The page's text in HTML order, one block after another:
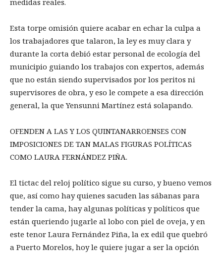
medidas reales.
Esta torpe omisión quiere acabar en echar la culpa a
los trabajadores que talaron, la ley es muy clara y
durante la corta debió estar personal de ecología del
municipio guiando los trabajos con expertos, además
que no están siendo supervisados por los peritos ni
supervisores de obra, y eso le compete a esa dirección
general, la que Yensunni Martínez está solapando.
OFENDEN A LAS Y LOS QUINTANARROENSES CON
IMPOSICIONES DE TAN MALAS FIGURAS POLÍTICAS
COMO LAURA FERNÁNDEZ PIÑA.
El tictac del reloj político sigue su curso, y bueno vemos
que, así como hay quienes sacuden las sábanas para
tender la cama, hay algunas políticas y políticos que
están queriendo jugarle al lobo con piel de oveja, y en
este tenor Laura Fernández Piña, la ex edil que quebró
a Puerto Morelos, hoy le quiere jugar a ser la opción